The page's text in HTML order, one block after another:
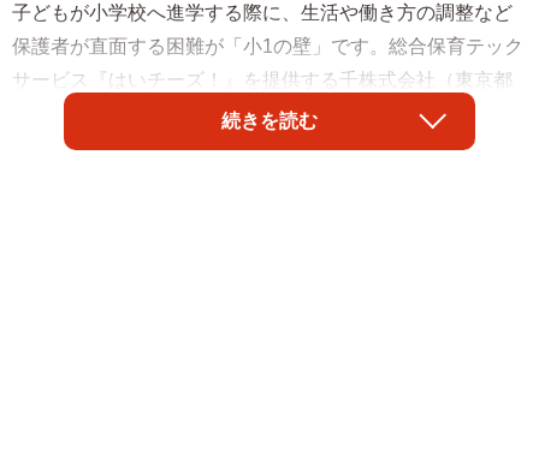
子どもが小学校へ進学する際に、生活や働き方の調整など
保護者が直面する困難が「小1の壁」です。総合保育テック
サービス『はいチーズ！』を提供する千株式会社（東京都
千代田区）が実施した「小1の壁」に関する意識調査による
と、4割弱の保護者が「小1の壁を感じた」と回答したこと
続きを読む